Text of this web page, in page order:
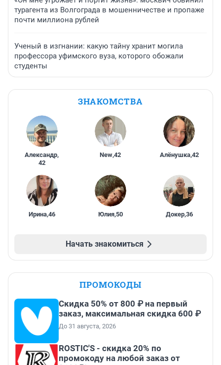
турагента из Волгограда в мошенничестве и пропаже
почти миллиона рублей
Ученый в изгнании: какую тайну хранит могила
профессора уфимского вуза, которого обожали
студенты
ЗНАКОМСТВА
Александр,
42
New,42 Алёнушка,42
Ирина,46 Юлия,50 Докер,36
Начать знакомиться
ПРОМОКОДЫ
Скидка 50% от 800 ₽ на первый
заказ, максимальная скидка 600 ₽
До 31 августа, 2026
ROSTIC'S - скидка 20% по
промокоду на любой заказ от